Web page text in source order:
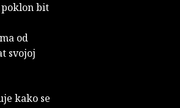
poklon bit
od
svojoj
kako se